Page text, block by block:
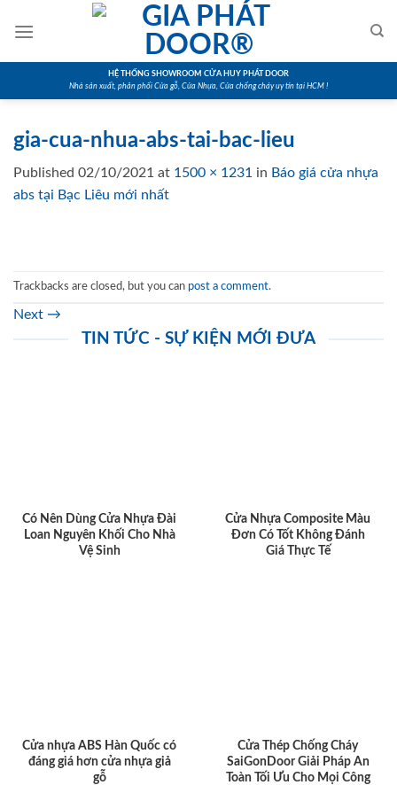
HỆ THỐNG SHOWROOM CỬA HUY PHÁT DOOR
Nhà sản xuất, phân phối Cửa gỗ, Cửa Nhựa, Cửa chống cháy uy tín tại HCM !
gia-cua-nhua-abs-tai-bac-lieu
Published 02/10/2021 at 1500 × 1231 in Báo giá cửa nhựa
abs tại Bạc Liêu mới nhất
Trackbacks are closed, but you can post a comment.
Next →
TIN TỨC - SỰ KIỆN MỚI ĐƯA
Có Nên Dùng Cửa Nhựa Đài
Loan Nguyên Khối Cho Nhà
Vệ Sinh
Cửa Nhựa Composite Màu
Đơn Có Tốt Không Đánh
Giá Thực Tế
Cửa nhựa ABS Hàn Quốc có
đáng giá hơn cửa nhựa giả
gỗ
Cửa Thép Chống Cháy
SaiGonDoor Giải Pháp An
Toàn Tối Ưu Cho Mọi Công